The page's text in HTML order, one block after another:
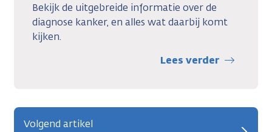
Bekijk de uitgebreide informatie over de
diagnose kanker, en alles wat daarbij komt
kijken.
Lees verder
Volgend artikel